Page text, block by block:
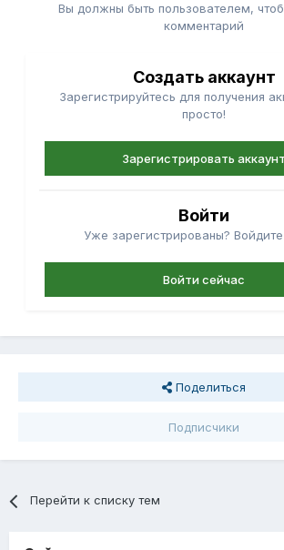
Вы должны быть пользователем,
комментарий
Создать аккаунт
Зарегистрируйтесь для получения
просто!
Зарегистрировать аккаунт
Войти
Уже зарегистрированы?
Войти сейчас
Поделиться
Подписчики
Перейти к списку тем